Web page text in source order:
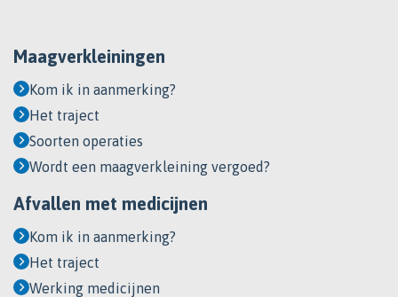
Maagverkleiningen
Kom ik in aanmerking?
Het traject
Soorten operaties
Wordt een maagverkleining vergoed?
Afvallen met medicijnen
Kom ik in aanmerking?
Het traject
Werking medicijnen